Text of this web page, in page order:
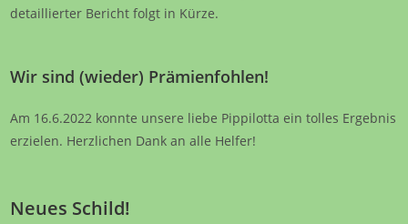
detaillierter Bericht folgt in Kürze.
Wir sind (wieder) Prämienfohlen!
Am 16.6.2022 konnte unsere liebe Pippilotta ein tolles Ergebnis
erzielen. Herzlichen Dank an alle Helfer!
Neues Schild!